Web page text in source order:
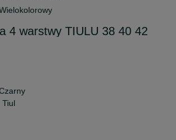
4 warstwy TIULU 38 40 42
Tiul